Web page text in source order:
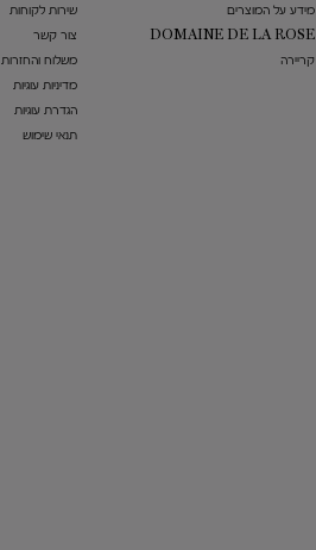
מידע על המוצרים
DOMAINE DE LA ROSE
קריירה
שירות לקוחות
צור קשר
משלוח והחזרות
מדיניות עוגיות
הגדרת עוגיות
תנאי שימוש